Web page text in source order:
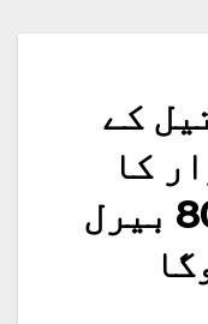
کے
کا
آغاز…یومیہ 800 بیرل